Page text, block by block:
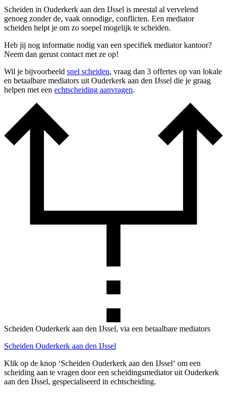
Scheiden in Ouderkerk aan den IJssel is meestal al vervelend
genoeg zonder de, vaak onnodige, conflicten. Een mediator
scheiden helpt je om zo soepel mogelijk te scheiden.
Heb jij nog informatie nodig van een specifiek mediator kantoor?
Neem dan gerust contact met ze op!
Wil je bijvoorbeeld snel scheiden, vraag dan 3 offertes op van lokale
en betaalbare mediators uit Ouderkerk aan den IJssel die je graag
helpen met een echtscheiding aanvragen.
Scheiden Ouderkerk aan den IJssel, via een betaalbare mediators
Scheiden Ouderkerk aan den IJssel
Klik op de knop ‘Scheiden Ouderkerk aan den IJssel‘ om een
scheiding aan te vragen door een scheidingsmediator uit Ouderkerk
aan den IJssel, gespecialiseerd in echtscheiding.